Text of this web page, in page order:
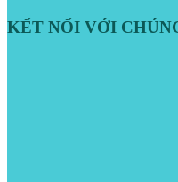
KẾT NỐI VỚI